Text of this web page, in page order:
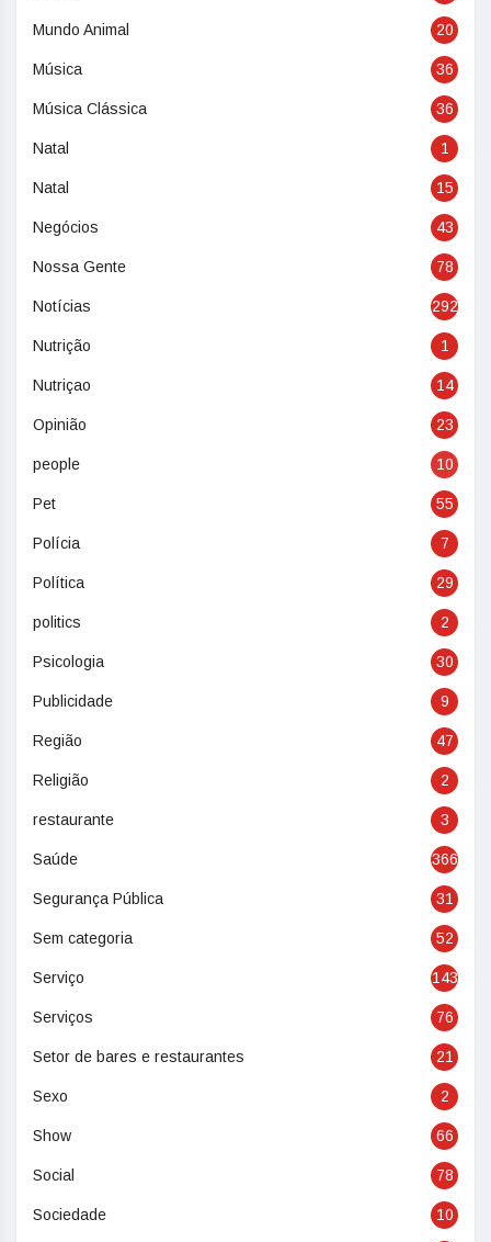
Mundo Animal 20
Música 36
Música Clássica 36
Natal 1
Natal 15
Negócios 43
Nossa Gente 78
Notícias 292
Nutrição 1
Nutriçao 14
Opinião 23
people 10
Pet 55
Polícia 7
Política 29
politics 2
Psicologia 30
Publicidade 9
Região 47
Religião 2
restaurante 3
Saúde 366
Segurança Pública 31
Sem categoria 52
Serviço 143
Serviços 76
Setor de bares e restaurantes 21
Sexo 2
Show 66
Social 78
Sociedade 10